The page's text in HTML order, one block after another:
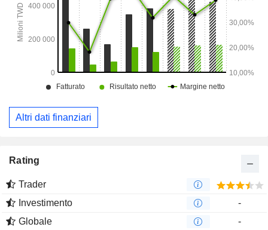
Altri dati finanziari
Rating
Trader
Investimento
-
Globale
-